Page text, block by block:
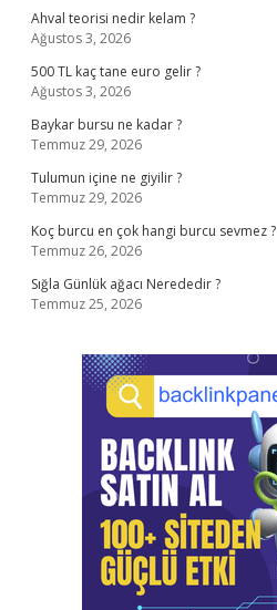
Ahval teorisi nedir kelam ?
Ağustos 3, 2026
500 TL kaç tane euro gelir ?
Ağustos 3, 2026
Baykar bursu ne kadar ?
Temmuz 29, 2026
Tulumun içine ne giyilir ?
Temmuz 29, 2026
Koç burcu en çok hangi burcu sevmez ?
Temmuz 26, 2026
Sığla Günlük ağacı Nerededir ?
Temmuz 25, 2026